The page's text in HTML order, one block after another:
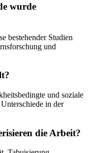
wurde
bestehender Studien
und
und soziale
in der
die Arbeit?